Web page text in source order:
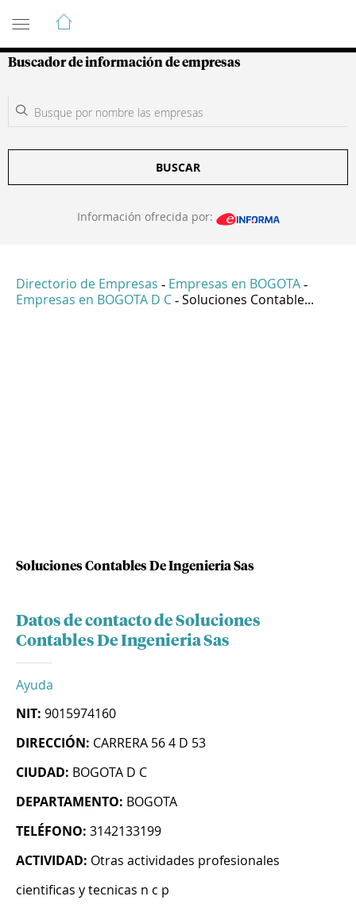
Guía de Empresas Colombianas
Buscador de información de empresas
BUSCAR
Información ofrecida por:
Directorio de Empresas - Empresas en BOGOTA -
Empresas en BOGOTA D C - Soluciones Contable...
Soluciones Contables De Ingenieria Sas
Datos de contacto de Soluciones
Contables De Ingenieria Sas
Ayuda
NIT: 9015974160
DIRECCIÓN: CARRERA 56 4 D 53
CIUDAD: BOGOTA D C
DEPARTAMENTO: BOGOTA
TELÉFONO: 3142133199
ACTIVIDAD: Otras actividades profesionales
cientificas y tecnicas n c p